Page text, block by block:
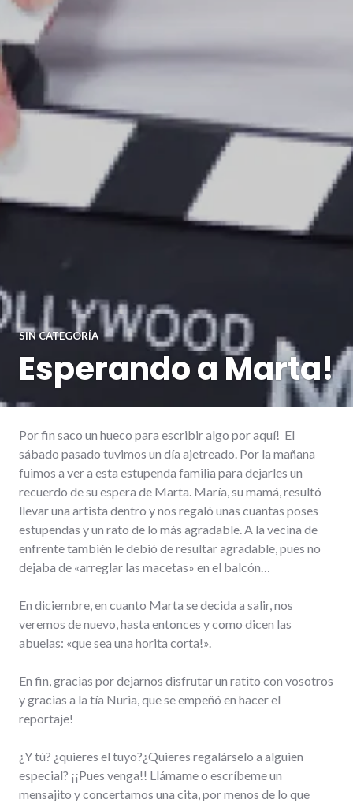
SIN CATEGORÍA
Esperando a Marta!
Por fin saco un hueco para escribir algo por aquí! El
sábado pasado tuvimos un día ajetreado. Por la mañana
fuimos a ver a esta estupenda familia para dejarles un
recuerdo de su espera de Marta. María, su mamá, resultó
llevar una artista dentro y nos regaló unas cuantas poses
estupendas y un rato de lo más agradable. A la vecina de
enfrente también le debió de resultar agradable, pues no
dejaba de «arreglar las macetas» en el balcón…
En diciembre, en cuanto Marta se decida a salir, nos
veremos de nuevo, hasta entonces y como dicen las
abuelas: «que sea una horita corta!».
En fin, gracias por dejarnos disfrutar un ratito con vosotros
y gracias a la tía Nuria, que se empeñó en hacer el
reportaje!
¿Y tú? ¿quieres el tuyo?¿Quieres regalárselo a alguien
especial? ¡¡Pues venga!! Llámame o escríbeme un
mensajito y concertamos una cita, por menos de lo que